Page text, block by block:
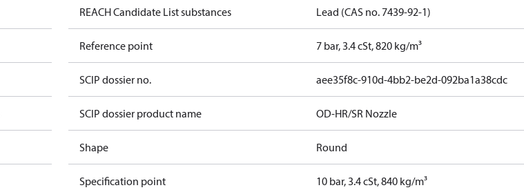
REACH Candidate List substances Lead (CAS no. 7439-92-1)
Reference point 7 bar, 3.4 cSt, 820 kg/m³
SCIP dossier no. aee35f8c-910d-4bb2-be2d-092ba1a38cdc
SCIP dossier product name OD-HR/SR Nozzle
Shape Round
Specification point 10 bar, 3.4 cSt, 840 kg/m³